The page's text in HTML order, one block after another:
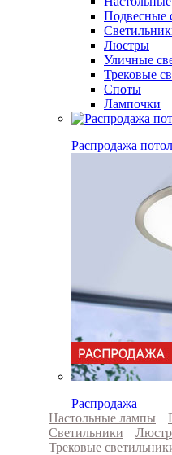
Подвесные
Люстры
Уличные
Трековые
Споты
Лампочки
Распродажа
Распродажа
Настольные лампы
Светильники
Трековые